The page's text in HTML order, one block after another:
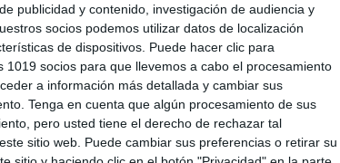
publicidad y contenido, investigación de audiencia y
socios podemos utilizar datos de localización
de dispositivos. Puede hacer clic para
socios para que llevemos a cabo el procesamiento
a información más detallada y cambiar sus
Tenga en cuenta que algún procesamiento de sus
pero usted tiene el derecho de rechazar tal
sitio web. Puede cambiar sus preferencias o retirar su